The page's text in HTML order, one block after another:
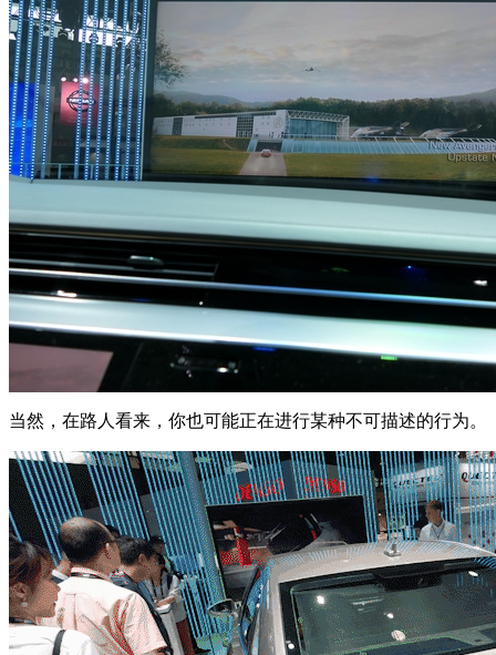
当然，在路人看来，你也可能正在进行某种不可描述的行为。